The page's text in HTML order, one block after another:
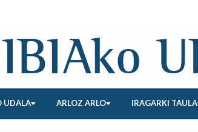
UDALA ARLOZ ARLO IRAGARKI TAULA